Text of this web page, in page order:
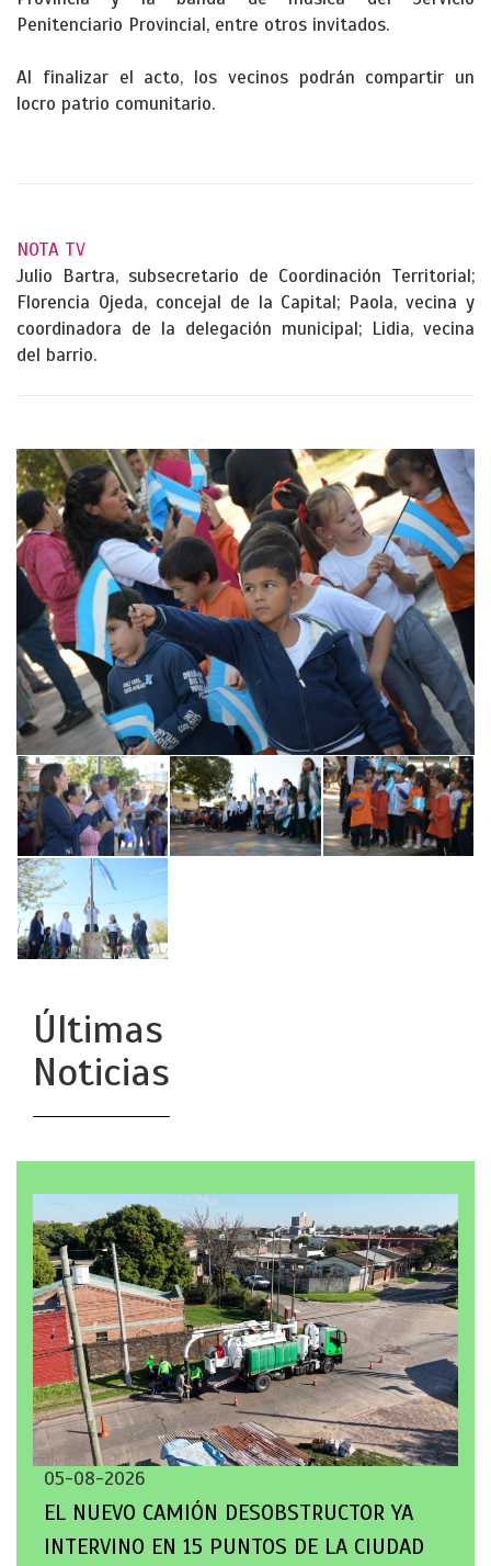
Penitenciario Provincial, entre otros invitados.
Al finalizar el acto, los vecinos podrán compartir un
locro patrio comunitario.
NOTA TV
Julio Bartra, subsecretario de Coordinación Territorial;
Florencia Ojeda, concejal de la Capital; Paola, vecina y
coordinadora de la delegación municipal; Lidia, vecina
del barrio.
Últimas
Noticias
05-08-2026
EL NUEVO CAMIÓN DESOBSTRUCTOR YA
INTERVINO EN 15 PUNTOS DE LA CIUDAD